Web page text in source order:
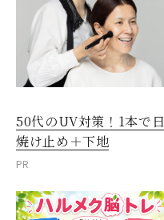
50代のUV対策！1本で日
焼け止め＋下地
PR